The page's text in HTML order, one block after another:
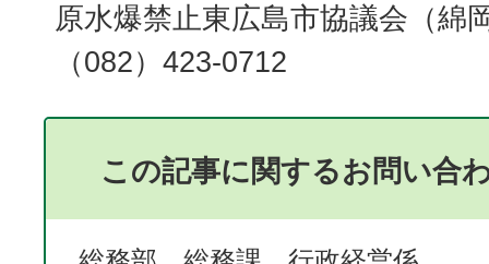
原水爆禁止東広島市協議会（綿
（082）423-0712
この記事に関するお問い合